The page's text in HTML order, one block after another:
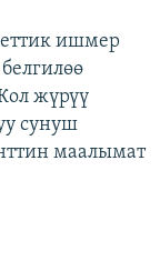
ишмер
жүрүү
сунуш
маалымат